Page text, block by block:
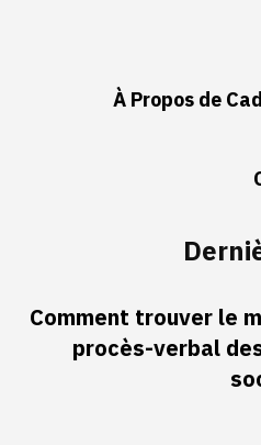
À Propos de
Comment trouver le
procès-verbal